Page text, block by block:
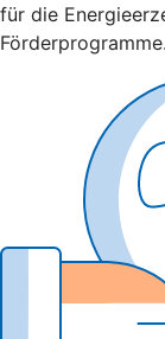
für die
Förderprogramme.